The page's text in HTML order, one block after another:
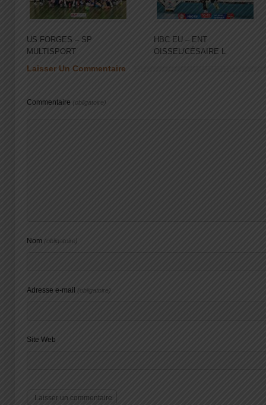
US FORGES – SP
MULTISPORT
HBC EU – ENT
OISSEL/CÉSAIRE L
Laisser Un Commentaire
Commentaire (obligatoire)
Nom (obligatoire)
Adresse e-mail (obligatoire)
Site Web